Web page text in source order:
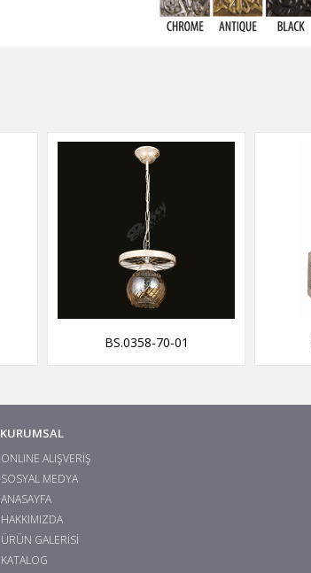
BS.0358-70-01
KURUMSAL
ONLINE ALIŞVERİŞ
SOSYAL MEDYA
ANASAYFA
HAKKIMIZDA
ÜRÜN GALERİSİ
KATALOG